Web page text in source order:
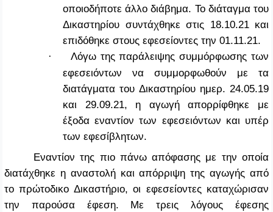
οποιοδήποτε άλλο διάβημα. Το διάταγμα του
Δικαστηρίου συντάχθηκε στις 18.10.21 και
επιδόθηκε στους εφεσείοντες την 01.11.21.
·
Λόγω της παράλειψης συμμόρφωσης των
εφεσειόντων να συμμορφωθούν με τα
διατάγματα του Δικαστηρίου ημερ. 24.05.19
και 29.09.21, η αγωγή απορρίφθηκε με
έξοδα εναντίον των εφεσειόντων και υπέρ
των εφεσίβλητων.
Εναντίον της πιο πάνω απόφασης με την οποία
διατάχθηκε η αναστολή και απόρριψη της αγωγής από
το πρώτοδικο Δικαστήριο, οι εφεσείοντες καταχώρισαν
την παρούσα έφεση. Με τρεις λόγους έφεσης